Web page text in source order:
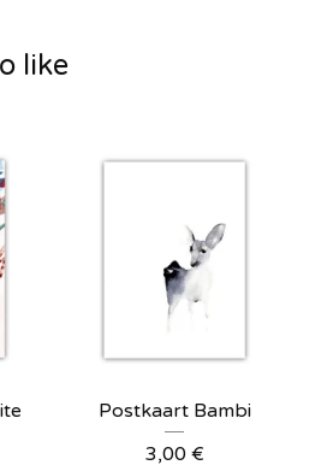
like
Postkaart Bambi
3,00 €